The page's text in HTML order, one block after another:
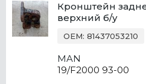
Кронштейн
верхний б/у
OEM: 81437053210
MAN
19/F2000 93-00